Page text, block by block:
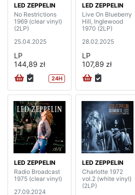
LED ZEPPELIN
No Restrictions
1969 (clear vinyl)
(2LP)
25.04.2025
LP
144,89 zł
24H
LED ZEPPELIN
Live On Blueberry
Hill, Inglewood
1970 (2LP)
28.02.2025
LP
107,89 zł
LED ZEPPELIN
Radio Broadcast
1975 (clear vinyl)
27.09.2024
LED ZEPPELIN
Charlotte 1972
vol.2 (white vinyl)
(2LP)